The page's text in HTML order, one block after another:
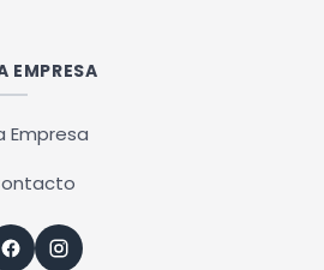
EMPRESA
Empresa